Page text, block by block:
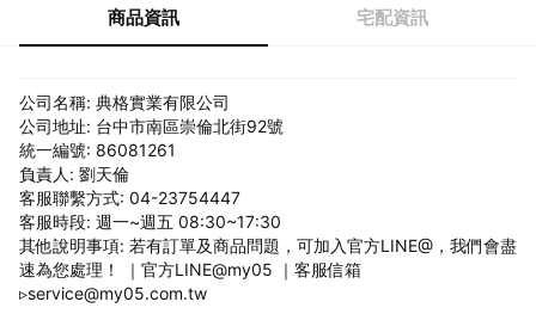
商品資訊 宅配資訊
公司名稱: 典格實業有限公司
公司地址: 台中市南區崇倫北街92號
統一編號: 86081261
負責人: 劉天倫
客服聯繫方式: 04-23754447
客服時段: 週一~週五 08:30~17:30
其他說明事項: 若有訂單及商品問題，可加入官方LINE@，我們會盡
速為您處理！ ｜官方LINE@my05 ｜客服信箱
▹service@my05.com.tw